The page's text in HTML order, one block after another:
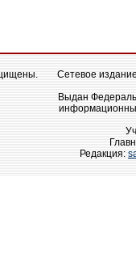
Сетевое
Выдан
Редакция: